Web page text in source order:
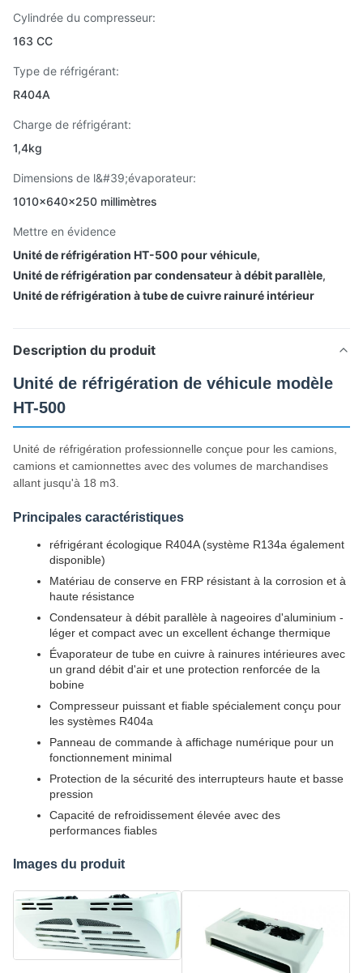
Cylindrée du compresseur:
163 CC
Type de réfrigérant:
R404A
Charge de réfrigérant:
1,4kg
Dimensions de l&#39;évaporateur:
1010×640×250 millimètres
Mettre en évidence
Unité de réfrigération HT-500 pour véhicule,
Unité de réfrigération par condensateur à débit parallèle,
Unité de réfrigération à tube de cuivre rainuré intérieur
Description du produit
Unité de réfrigération de véhicule modèle
HT-500
Unité de réfrigération professionnelle conçue pour les camions,
camions et camionnettes avec des volumes de marchandises
allant jusqu'à 18 m3.
Principales caractéristiques
réfrigérant écologique R404A (système R134a également
disponible)
Matériau de conserve en FRP résistant à la corrosion et à
haute résistance
Condensateur à débit parallèle à nageoires d'aluminium -
léger et compact avec un excellent échange thermique
Évaporateur de tube en cuivre à rainures intérieures avec
un grand débit d'air et une protection renforcée de la
bobine
Compresseur puissant et fiable spécialement conçu pour
les systèmes R404a
Panneau de commande à affichage numérique pour un
fonctionnement minimal
Protection de la sécurité des interrupteurs haute et basse
pression
Capacité de refroidissement élevée avec des
performances fiables
Images du produit